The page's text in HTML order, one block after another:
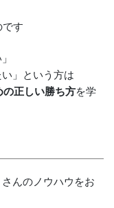
です
」という方は
の正しい勝ち方を学
んのノウハウをお